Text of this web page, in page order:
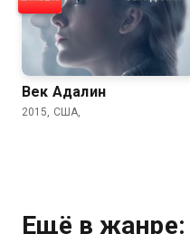
Век Адалин
2015, США,
Ещё в жанре: